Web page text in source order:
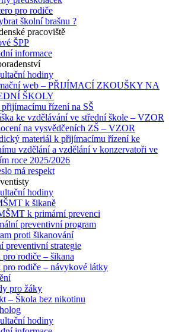
pro rodiče
školní brašnu ?
pracoviště
ŠPP
informace
hodiny
web – PŘIJÍMACÍ ZKOUŠKY NA
ŠKOLY
řízení na SŠ
ke vzdělávání ve střední škole – VZOR
na vysvědčeních ZŠ – VZOR
materiál k přijímacímu řízení ke
vzdělání a vzdělání v konzervatoři ve
roce 2025/2026
má respekt
hodiny
k šikaně
k primární prevenci
preventivní program
proti šikanování
preventivní strategie
pro rodiče – šikana
pro rodiče – návykové látky
pro žáky
– Škola bez nikotinu
hodiny